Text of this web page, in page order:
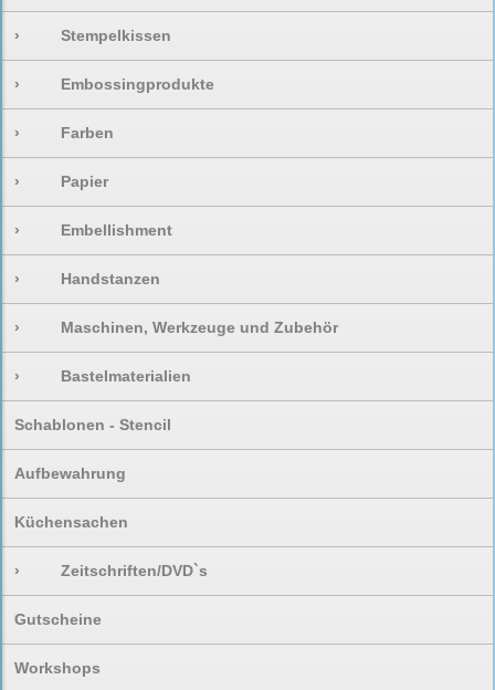
› Stempelkissen
› Embossingprodukte
› Farben
› Papier
› Embellishment
› Handstanzen
› Maschinen, Werkzeuge und Zubehör
› Bastelmaterialien
Schablonen - Stencil
Aufbewahrung
Küchensachen
› Zeitschriften/DVD`s
Gutscheine
Workshops